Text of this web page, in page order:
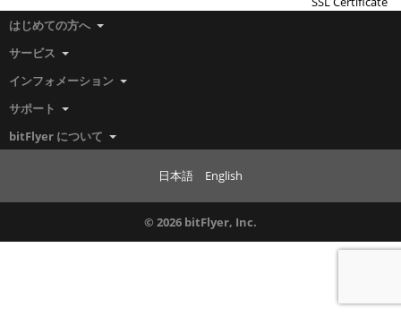
はじめての方へ
サービス
インフォメーション
サポート
bitFlyer について
日本語 English
© 2026 bitFlyer, Inc.